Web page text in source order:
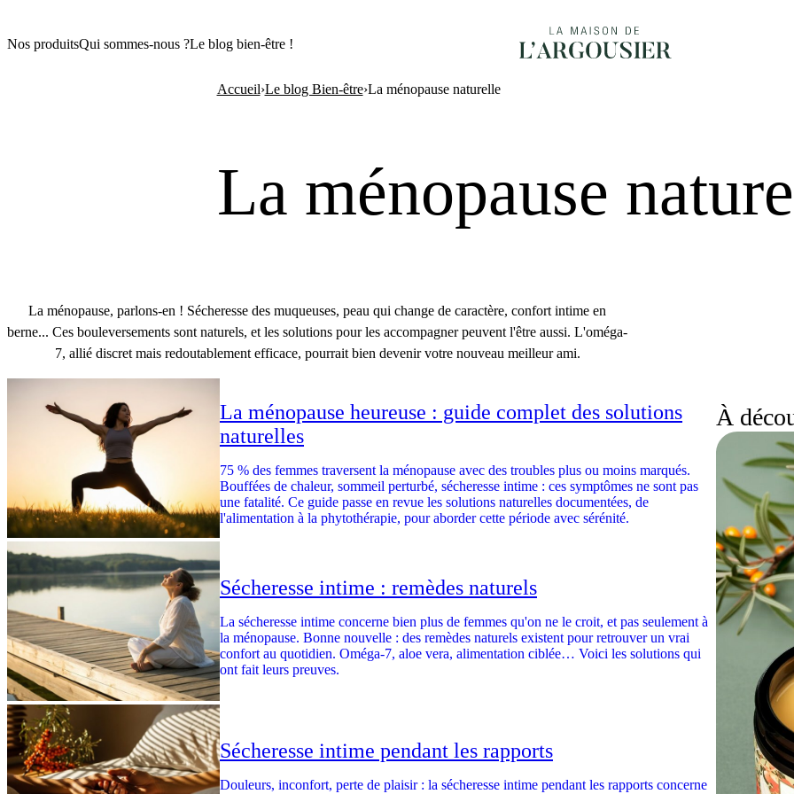
Nos produitsQui sommes-nous ?Le blog bien-être !
Accueil›Le blog Bien-être›La ménopause naturelle
La ménopause
La ménopause, parlons-en ! Sécheresse des muqueuses, peau qui change de caractère, confort intime en
berne... Ces bouleversements sont naturels, et les solutions pour les accompagner peuvent l'être aussi. L'oméga-
7, allié discret mais redoutablement efficace, pourrait bien devenir votre nouveau meilleur ami.
La ménopause heureuse : guide complet des solutions
naturelles
75 % des femmes traversent la ménopause avec des troubles plus ou moins marqués.
Bouffées de chaleur, sommeil perturbé, sécheresse intime : ces symptômes ne sont pas
une fatalité. Ce guide passe en revue les solutions naturelles documentées, de
l'alimentation à la phytothérapie, pour aborder cette période avec sérénité.
Sécheresse intime : remèdes naturels
La sécheresse intime concerne bien plus de femmes qu'on ne le croit, et pas seulement à
la ménopause. Bonne nouvelle : des remèdes naturels existent pour retrouver un vrai
confort au quotidien. Oméga-7, aloe vera, alimentation ciblée… Voici les solutions qui
ont fait leurs preuves.
Sécheresse intime pendant les rapports
Douleurs, inconfort, perte de plaisir : la sécheresse intime pendant les rapports concerne
À